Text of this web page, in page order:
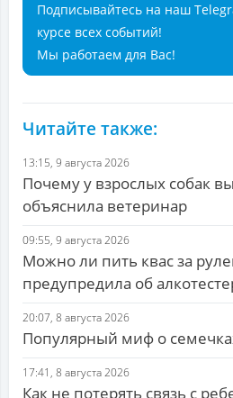
Подписывайтесь на наш
курсе всех событий!
Мы работаем для Вас!
Читайте также:
13:15, 9 августа 2026
Почему у взрослых собак
объяснила ветеринар
09:55, 9 августа 2026
Можно ли пить квас за
предупредила об
20:07, 8 августа 2026
Популярный миф о
17:41, 8 августа 2026
Как не потерять связь с